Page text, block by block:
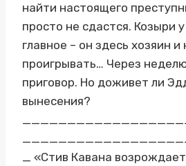
найти настоящего
просто не сдастся. Козыри
главное – он здесь хозяин
проигрывать… Через
приговор. Но доживет ли
вынесения?
_ «Стив Кавана